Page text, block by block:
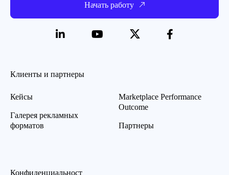
Начать работу
Клиенты и партнеры
Кейсы
Галерея рекламных
форматов
Marketplace Performance
Outcome
Партнеры
Конфиденциальност